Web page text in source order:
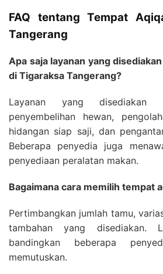
FAQ tentang Tempat
Tangerang
Apa saja layanan yang
di Tigaraksa Tangerang?
Layanan yang disediakan
penyembelihan hewan,
hidangan siap saji, dan
Beberapa penyedia juga
penyediaan peralatan makan.
Bagaimana cara memilih tempat
Pertimbangkan jumlah tamu,
tambahan yang disediakan.
bandingkan beberapa
memutuskan.